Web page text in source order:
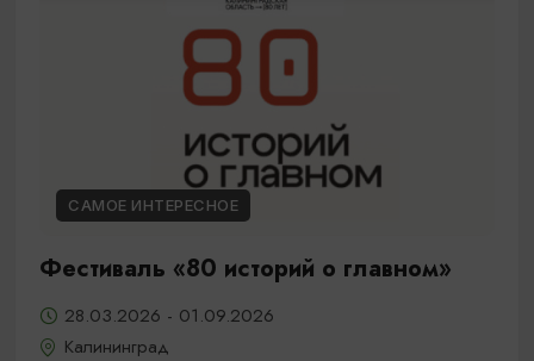
САМОЕ ИНТЕРЕСНОЕ
Фестиваль «80 историй о главном»
28.03.2026 - 01.09.2026
Калининград